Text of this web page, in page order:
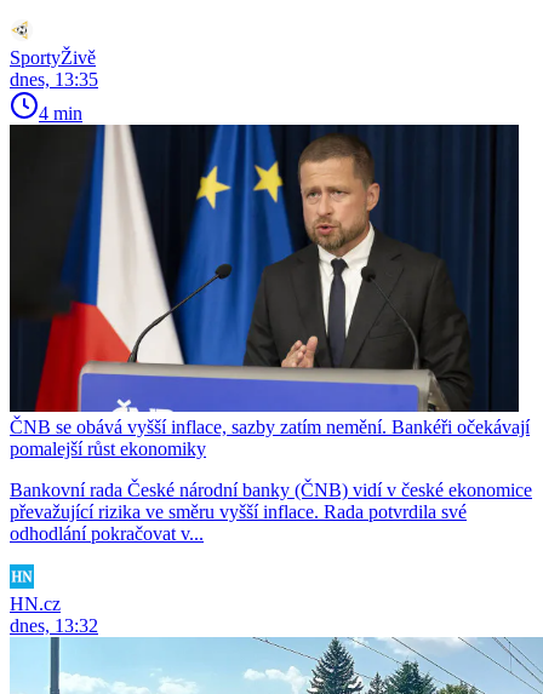
SportyŽivě
dnes, 13:35
4 min
ČNB se obává vyšší inflace, sazby zatím nemění. Bankéři očekávají
pomalejší růst ekonomiky
Bankovní rada České národní banky (ČNB) vidí v české ekonomice
převažující rizika ve směru vyšší inflace. Rada potvrdila své
odhodlání pokračovat v...
HN.cz
dnes, 13:32